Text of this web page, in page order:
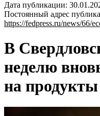
Дата публикации:
Постоянный адрес
https://fedpress.ru/news/66/
В
неделю
на продукты